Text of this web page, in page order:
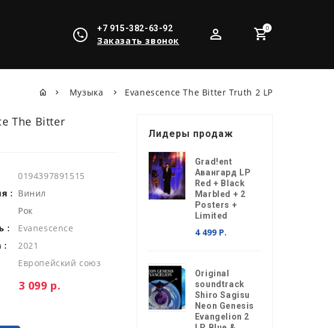
0
+7 915-382-63-92
Заказать звонок
Музыка Evanescence The Bitter Truth 2 LP
The Bitter
0194397891515
: Винил
Рок
:
Evanescence
:
2021
Европейский союз
Цена:
3 099 р.
Лидеры продаж
Grad!ent
Авангард LP
Red + Black
Marbled + 2
Posters +
Limited
4 499 Р.
Original
soundtrack
Shiro Sagisu
Neon Genesis
Evangelion 2